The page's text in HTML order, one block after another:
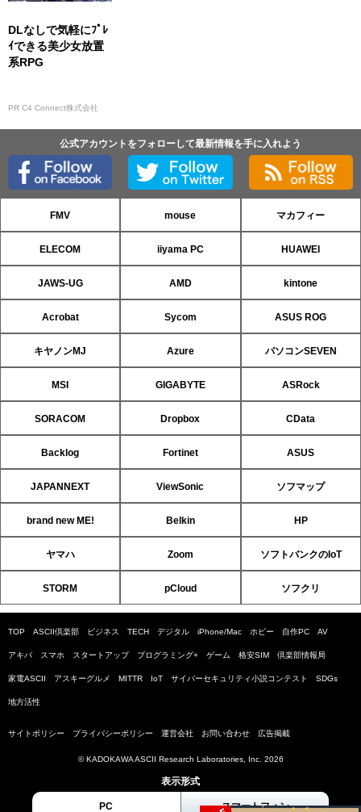
DLなしで気軽にﾌﾟﾚ
ｲできる美少女放置
系RPG
PR C4 Connect株式会社
公式アカウントをフォローして最新情報を手に入れよう
FMV mouse マカフィー
ELECOM iiyama PC HUAWEI
JAWS-UG AMD kintone
Acrobat Sycom ASUS ROG
キヤノンMJ Azure パソコンSEVEN
MSI GIGABYTE ASRock
SORACOM Dropbox CData
Backlog Fortinet ASUS
JAPANNEXT ViewSonic ソフマップ
brand new ME! Belkin HP
ヤマハ Zoom ソフトバンクのIoT
STORM pCloud ソフクリ
TOP ASCII倶楽部 ビジネス TECH デジタル iPhone/Mac ホビー 自作PC AV
アキバ スマホ スタートアップ プログラミング+ ゲーム 格安SIM 倶楽部情報局
家電ASCII アスキーグルメ MITTR IoT サイバーセキュリティ小説コンテスト SDGs
地方活性
サイトポリシー プライバシーポリシー 運営会社 お問い合わせ 広告掲載
© KADOKAWA ASCII Research Laboratories, Inc. 2026
表示形式
PC スマートフォン